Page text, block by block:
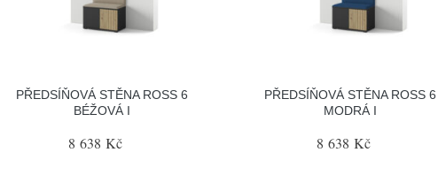
PŘEDSÍŇOVÁ STĚNA ROSS 6
BÉŽOVÁ I
8 638 Kč
PŘEDSÍŇOVÁ STĚNA ROSS 6
MODRÁ I
8 638 Kč